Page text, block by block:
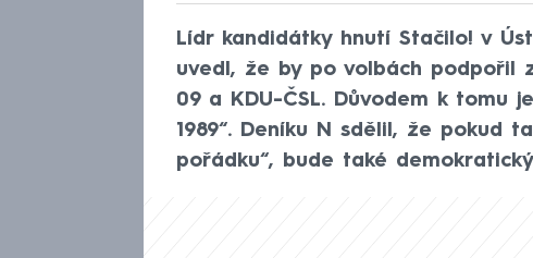
Lídr kandidátky hnutí Stačilo! v
uvedl, že by po volbách podpořil
09 a KDU-ČSL. Důvodem k tomu
1989“. Deníku N sdělil, že pokud
pořádku“, bude také